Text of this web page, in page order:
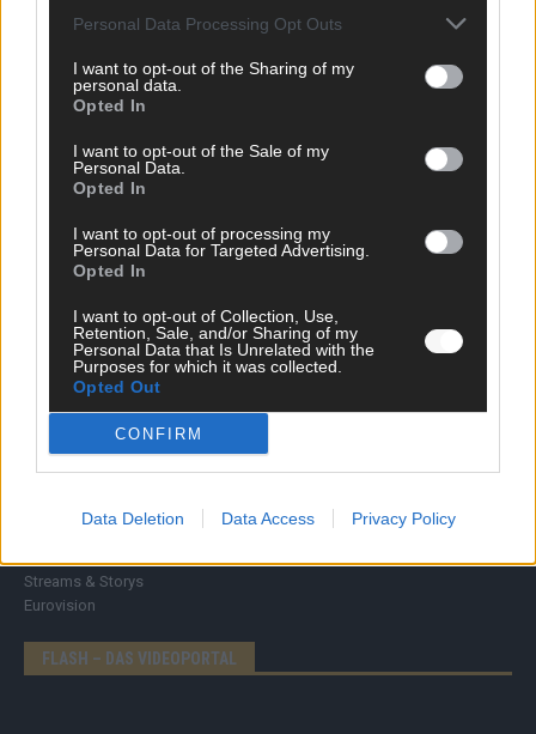
Personal Data Processing Opt Outs
I want to opt-out of the Sharing of my
personal data.
Opted In
I want to opt-out of the Sale of my
Personal Data.
Opted In
I want to opt-out of processing my
Personal Data for Targeted Advertising.
Opted In
I want to opt-out of Collection, Use,
Retention, Sale, and/or Sharing of my
Personal Data that Is Unrelated with the
Purposes for which it was collected.
Opted Out
CONFIRM
Data Deletion Data Access Privacy Policy
DIREKT ZUM THEMA
News
Brainpower
Streams & Storys
Eurovision
FLASH – DAS VIDEOPORTAL